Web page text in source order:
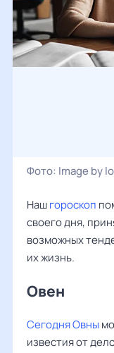
Фото: Image by
Нашгороскоп
своего дня,
возможных
их жизнь.
Овен ‌‌
Сегодня Овны
известия от